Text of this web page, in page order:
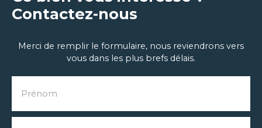
Contactez-nous
Merci de remplir le formulaire, nous reviendrons vers
vous dans les plus brefs délais.
Prénom